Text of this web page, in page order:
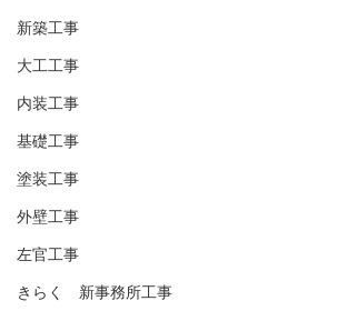
新築工事
大工工事
内装工事
基礎工事
塗装工事
外壁工事
左官工事
きらく 新事務所工事